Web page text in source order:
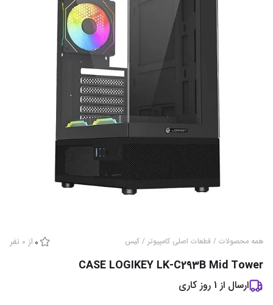
همه محصولات / قطعات اصلی کامپیوتر / کیس 0 از 0 نفر
CASE LOGIKEY LK-C293B Mid Tower
ارسال از 1 روز کاری